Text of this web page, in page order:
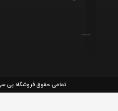
تمامی حقوق فروشگاه پی